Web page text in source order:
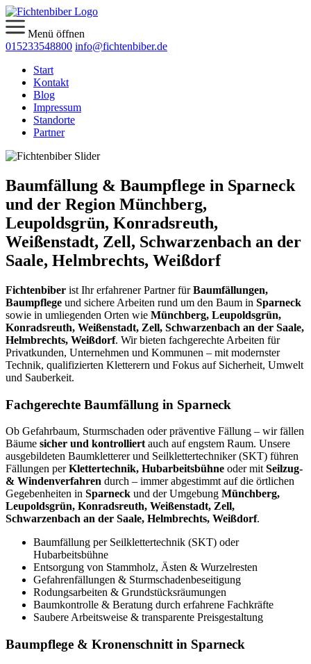
Menü öffnen
015233548800 info@fichtenbiber.de
Start
Kontakt
Blog
Impressum
Standorte
Partner
Baumfällung & Baumpflege in Sparneck
und der Region Münchberg,
Leupoldsgrün, Konradsreuth,
Weißenstadt, Zell, Schwarzenbach an der
Saale, Helmbrechts, Weißdorf
Fichtenbiber ist Ihr erfahrener Partner fürBaumfällungen,
Baumpflege und sichere Arbeiten rund um den Baum in Sparneck
sowie in umliegenden Orten wie Münchberg, Leupoldsgrün,
Konradsreuth, Weißenstadt, Zell, Schwarzenbach an der Saale,
Helmbrechts, Weißdorf. Wir bieten fachgerechte Arbeiten für
Privatkunden, Unternehmen und Kommunen – mit modernster
Technik, qualifizierten Kletterern und Fokus auf Sicherheit, Umwelt
und Sauberkeit.
Fachgerechte Baumfällung in Sparneck
Ob Gefahrbaum, Sturmschaden oder präventive Fällung – wir fällen
Bäume sicher und kontrolliert auch auf engstem Raum. Unsere
ausgebildeten Baumkletterer und Seilklettertechniker (SKT) führen
Fällungen perKlettertechnik, Hubarbeitsbühne oder mit Seilzug-
& Windenverfahren durch – immer abgestimmt auf die örtlichen
Gegebenheiten in Sparneck und der Umgebung Münchberg,
Leupoldsgrün, Konradsreuth, Weißenstadt, Zell,
Schwarzenbach an der Saale, Helmbrechts, Weißdorf.
Baumfällung per Seilklettertechnik (SKT) oder
Hubarbeitsbühne
Entsorgung von Stammholz, Ästen & Wurzelresten
Gefahrenfällungen & Sturmschadenbeseitigung
Rodungsarbeiten & Grundstücksräumungen
Baumkontrolle & Beratung durch erfahrene Fachkräfte
Saubere Arbeitsweise & transparente Preisgestaltung
Baumpflege & Kronenschnitt in Sparneck